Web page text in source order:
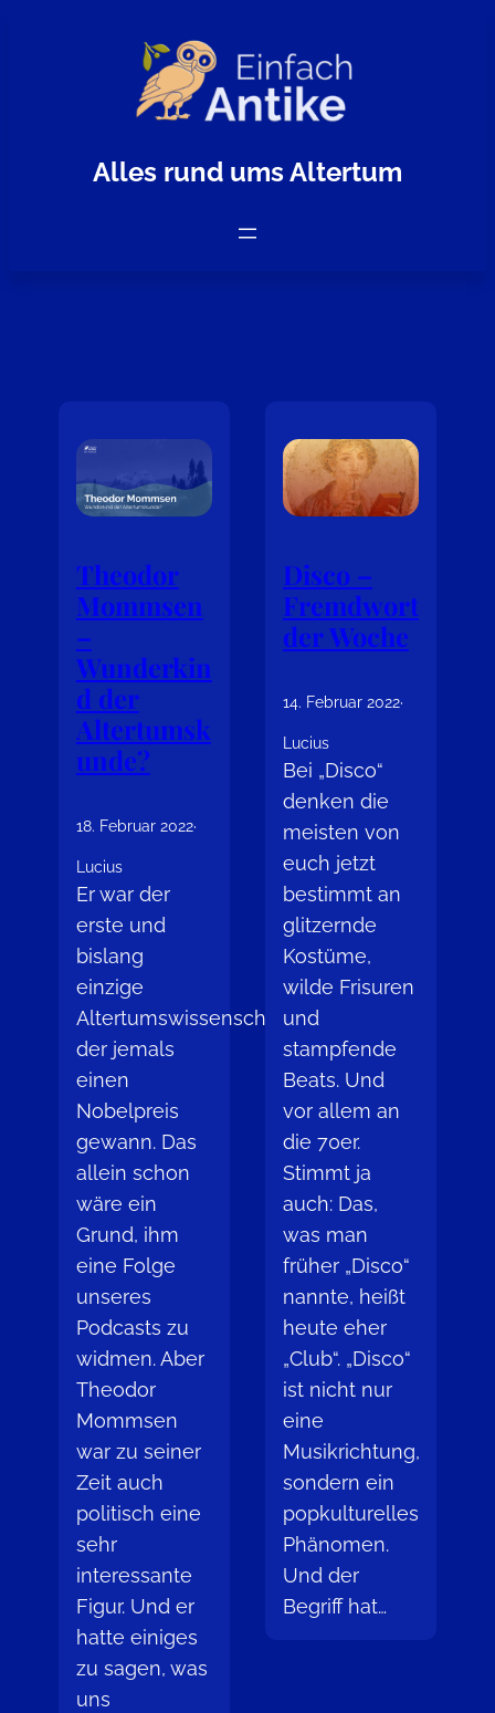
Alles rund ums Altertum
Theodor
Mommsen
–
Wunderkin
d der
Altertumsk
unde?
18. Februar 2022·
Lucius
Er war der
erste und
bislang
einzige
Altertumswissenschaftler,
der jemals
einen
Nobelpreis
gewann. Das
allein schon
wäre ein
Grund, ihm
eine Folge
unseres
Podcasts zu
widmen. Aber
Theodor
Mommsen
war zu seiner
Zeit auch
politisch eine
sehr
interessante
Figur. Und er
hatte einiges
zu sagen, was
uns
Disco –
Fremdwort
der Woche
14. Februar 2022·
Lucius
Bei „Disco“
denken die
meisten von
euch jetzt
bestimmt an
glitzernde
Kostüme,
wilde Frisuren
und
stampfende
Beats. Und
vor allem an
die 70er.
Stimmt ja
auch: Das,
was man
früher „Disco“
nannte, heißt
heute eher
„Club“. „Disco“
ist nicht nur
eine
Musikrichtung,
sondern ein
popkulturelles
Phänomen.
Und der
Begriff hat…